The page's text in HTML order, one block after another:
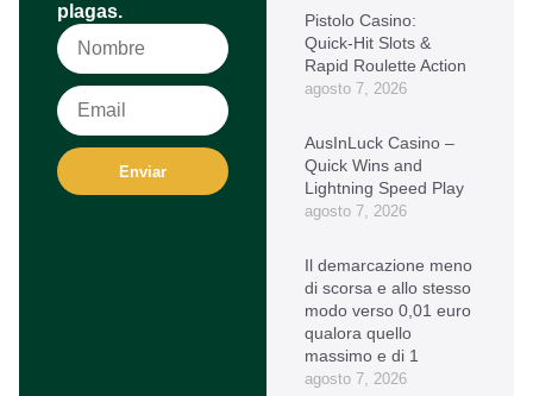
plagas.
Enviar
Pistolo Casino:
Quick‑Hit Slots &
Rapid Roulette Action
agosto 7, 2026
AusInLuck Casino –
Quick Wins and
Lightning Speed Play
agosto 7, 2026
Il demarcazione meno
di scorsa e allo stesso
modo verso 0,01 euro
qualora quello
massimo e di 1
agosto 7, 2026